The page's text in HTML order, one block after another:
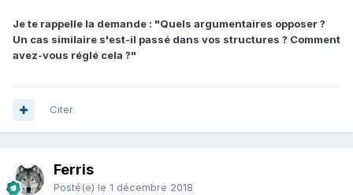
Je te rappelle la demande : "Quels argumentaires opposer ?
Un cas similaire s'est-il passé dans vos structures ? Comment
avez-vous réglé cela ?"
Citer
Ferris
Posté(e) le 1 décembre 2018